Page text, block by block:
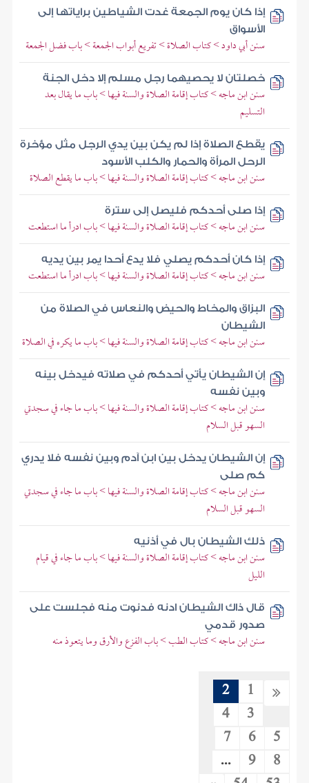
إذا كان يوم الجمعة غدت الشياطين براياتها إلى
الأسواق
سنن أبي داود > كتاب الصلاة > تفريع أبواب الجمعة > باب فضل الجمعة
خصلتان لا يحصيهما رجل مسلم إلا دخل الجنة
سنن ابن ماجه > كتاب إقامة الصلاة والسنة فيها > باب ما يقال بعد
التسليم
يقطع الصلاة إذا لم يكن بين يدي الرجل مثل مؤخرة
الرحل المرأة والحمار والكلب الأسود
سنن ابن ماجه > كتاب إقامة الصلاة والسنة فيها > باب ما يقطع الصلاة
إذا صلى أحدكم فليصل إلى سترة
سنن ابن ماجه > كتاب إقامة الصلاة والسنة فيها > باب ادرأ ما استطعت
إذا كان أحدكم يصلي فلا يدع أحدا يمر بين يديه
سنن ابن ماجه > كتاب إقامة الصلاة والسنة فيها > باب ادرأ ما استطعت
البزاق والمخاط والحيض والنعاس في الصلاة من
الشيطان
سنن ابن ماجه > كتاب إقامة الصلاة والسنة فيها > باب ما يكره في الصلاة
إن الشيطان يأتي أحدكم في صلاته فيدخل بينه
وبين نفسه
سنن ابن ماجه > كتاب إقامة الصلاة والسنة فيها > باب ما جاء في سجدتي
السهو قبل السلام
إن الشيطان يدخل بين ابن آدم وبين نفسه فلا يدري
كم صلى
سنن ابن ماجه > كتاب إقامة الصلاة والسنة فيها > باب ما جاء في سجدتي
السهو قبل السلام
ذلك الشيطان بال في أذنيه
سنن ابن ماجه > كتاب إقامة الصلاة والسنة فيها > باب ما جاء في قيام
الليل
قال ذاك الشيطان ادنه فدنوت منه فجلست على
صدور قدمي
سنن ابن ماجه > كتاب الطب > باب الفزع والأرق وما يتعوذ منه
1
2
3
4
5
6
7
8
9
...